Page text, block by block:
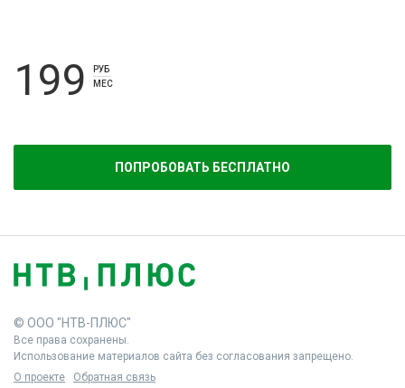
199
РУБ
МЕС
ПОПРОБОВАТЬ БЕСПЛАТНО
© ООО "НТВ-ПЛЮС"
Все права сохранены.
Использование материалов сайта без согласования запрещено.
О проекте
Обратная связь